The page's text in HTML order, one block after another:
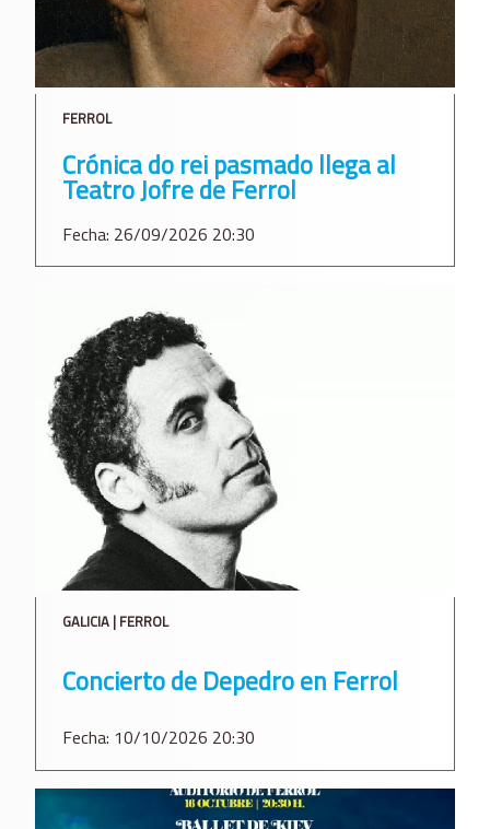
FERROL
Crónica do rei pasmado llega al
Teatro Jofre de Ferrol
Fecha: 26/09/2026 20:30
GALICIA | FERROL
Concierto de Depedro en Ferrol
Fecha: 10/10/2026 20:30